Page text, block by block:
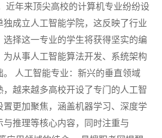
近年来顶尖高校的计算机专业纷纷设
成立人工智能学院，这反映了行业
择这一专业的学生将获得坚实的编
从事人工智能算法开发、系统架构
人工智能专业：新兴的垂直领域
，越来越多高校开设了专门的人工智
置更加聚焦，涵盖机器学习、深度学
推理等核心内容，同时注重与